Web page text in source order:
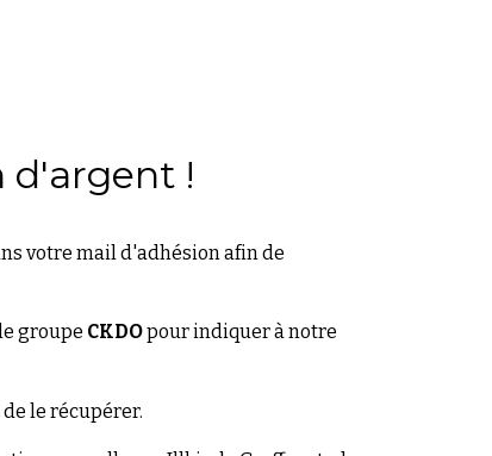
d'argent !
votre mail d'adhésion afin de
groupe CKDOpour indiquer à notre
le récupérer.